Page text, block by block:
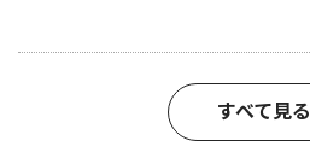
すべて見る